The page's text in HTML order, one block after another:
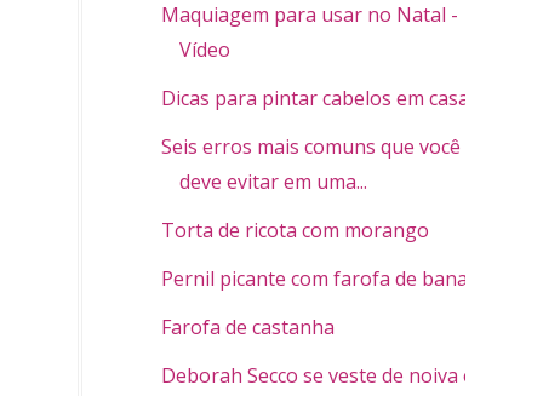
Maquiagem para usar no Natal -
Vídeo
Dicas para pintar cabelos em casa
Seis erros mais comuns que você
deve evitar em uma...
Torta de ricota com morango
Pernil picante com farofa de banana
Farofa de castanha
Deborah Secco se veste de noiva em